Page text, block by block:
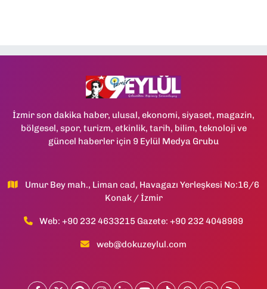
İzmir son dakika haber, ulusal, ekonomi, siyaset, magazin,
bölgesel, spor, turizm, etkinlik, tarih, bilim, teknoloji ve
güncel haberler için 9 Eylül Medya Grubu
Umur Bey mah., Liman cad, Havagazı Yerleşkesi No:16/6
Konak / İzmir
Web: +90 232 4633215 Gazete: +90 232 4048989
web@dokuzeylul.com